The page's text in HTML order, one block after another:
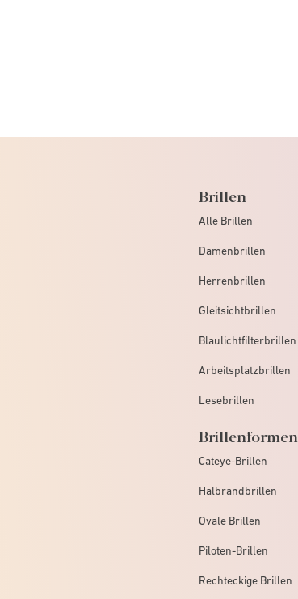
Brillen
Alle Brillen
Damenbrillen
Herrenbrillen
Gleitsichtbrillen
Blaulichtfilterbrillen
Arbeitsplatzbrillen
Lesebrillen
Brillenformen
Cateye-Brillen
Halbrandbrillen
Ovale Brillen
Piloten-Brillen
Rechteckige Brillen